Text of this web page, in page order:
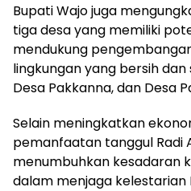
Bupati Wajo juga
tiga desa yang memiliki
mendukung
lingkungan yang bersih dan
Desa Pakkanna, dan Desa
Selain meningkatkan
pemanfaatan tanggul Radi
menumbuhkan kesadaran
dalam menjaga kelestarian